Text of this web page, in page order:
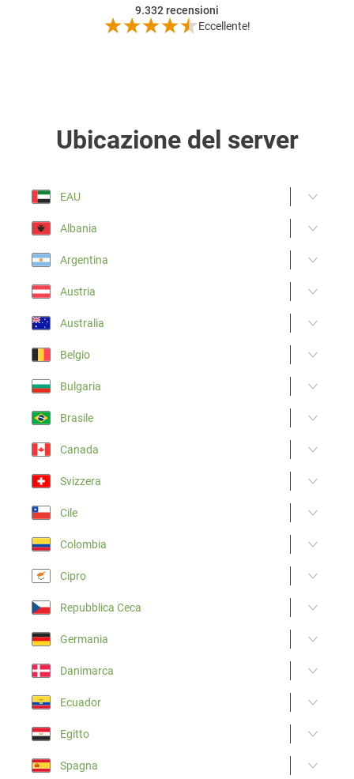
9.332recensioni
Eccellente!
Ubicazione del server
EAU
Albania
Argentina
Austria
Australia
Belgio
Bulgaria
Brasile
Canada
Svizzera
Cile
Colombia
Cipro
Repubblica Ceca
Germania
Danimarca
Ecuador
Egitto
Spagna